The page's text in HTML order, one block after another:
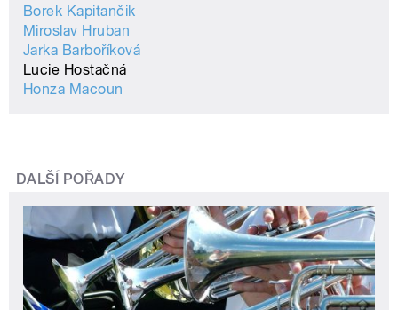
Borek Kapitančik
Miroslav Hruban
Jarka Barboříková
Lucie Hostačná
Honza Macoun
DALŠÍ POŘADY